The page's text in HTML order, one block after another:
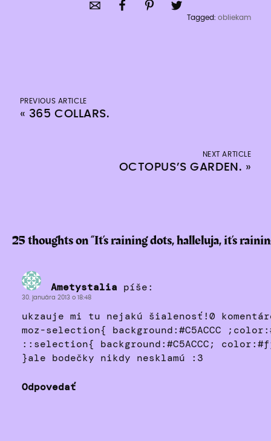
Tagged:obliekam
PREVIOUS ARTICLE
« 365 COLLARS.
NEXT ARTICLE
OCTOPUS’S GARDEN. »
25 thoughts on “It’s raining dots, halleluja, it’s
Ametystalia píše:
30. januára 2013 o 18:48
ukzauje mi tu nejakú šialenosť!0
moz-selection{ background:#C5ACCC
::selection{ background:#C5ACCC;
}ale bodečky nikdy nesklamú :3
Odpovedať